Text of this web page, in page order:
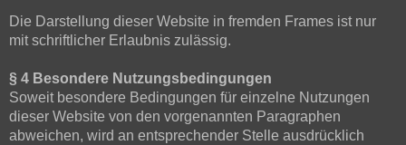
Die Darstellung dieser Website in fremden Frames ist nur
mit schriftlicher Erlaubnis zulässig.
§ 4 Besondere Nutzungsbedingungen
Soweit besondere Bedingungen für einzelne Nutzungen
dieser Website von den vorgenannten Paragraphen
abweichen, wird an entsprechender Stelle ausdrücklich